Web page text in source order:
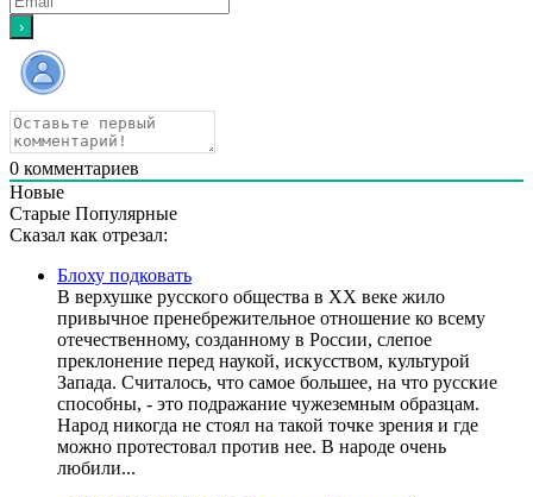
0 комментариев
Новые
Старые Популярные
Сказал как отрезал:
Блоху подковать
В верхушке русского общества в XX веке жило
привычное пренебрежительное отношение ко всему
отечественному, созданному в России, слепое
преклонение перед наукой, искусством, культурой
Запада. Считалось, что самое большее, на что русские
способны, - это подражание чужеземным образцам.
Народ никогда не стоял на такой точке зрения и где
можно протестовал против нее. В народе очень
любили...